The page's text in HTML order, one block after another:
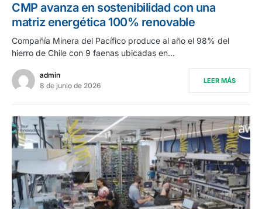
CMP avanza en sostenibilidad con una
matriz energética 100% renovable
Compañía Minera del Pacífico produce al año el 98% del
hierro de Chile con 9 faenas ubicadas en…
admin
8 de junio de 2026
LEER MÁS